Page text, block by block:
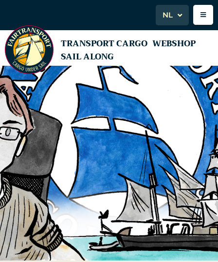
NL
TRANSPORT CARGO WEBSHOP
SAIL ALONG